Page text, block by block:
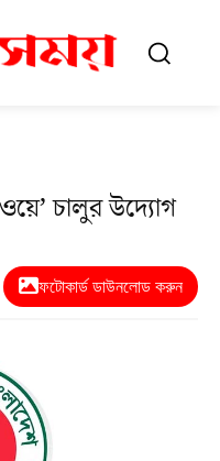
চালুর উদ্যোগ
ফটোকার্ড ডাউনলোড করুন